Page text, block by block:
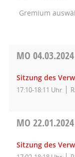
Gremium
MO 04.03.2024
Sitzung des
17:10-18:11 Uhr
MO 22.01.2024
Sitzung des